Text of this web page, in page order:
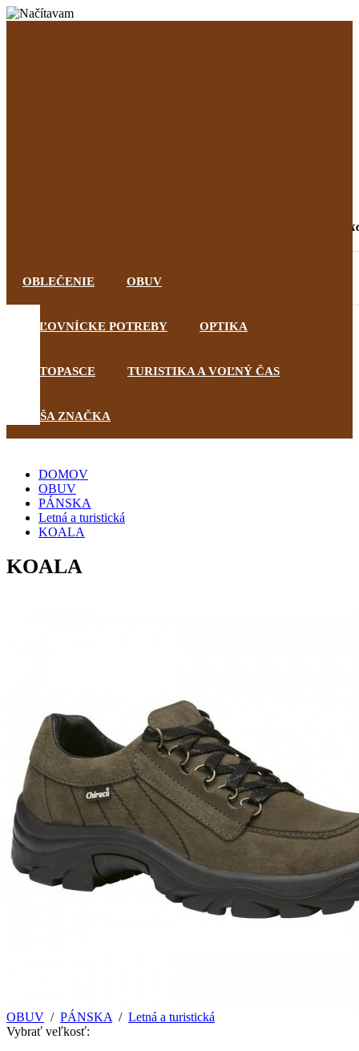
"Poľovníkom sa nemôžeš stať,
OBLEČENIE OBUV
POĽOVNÍCKE POTREBY OPTIKA
FOTOPASCE TURISTIKA A VOĽNÝ ČAS
NAŠA ZNAČKA
DOMOV
OBUV
PÁNSKA
Letná a turistická
KOALA
KOALA
OBUV / PÁNSKA / Letná a turistická
Vybrať veľkosť: